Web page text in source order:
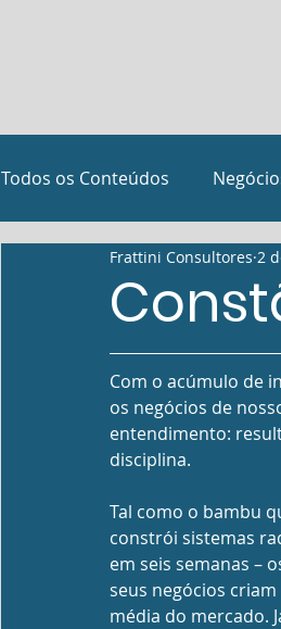
Todos os Conteúdos
Investimentos, Fusões e
Notícias e reconhecimentos
Frattini Consultores 2
Com o acúmulo de
os negócios de
entendimento:
disciplina.
Tal como o bambu
constrói sistemas
em seis semanas –
seus negócios
média do mercado.